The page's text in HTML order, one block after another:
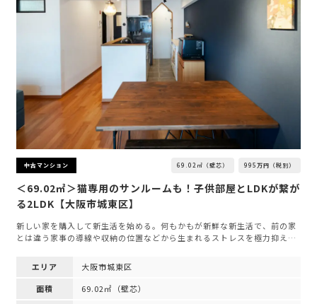
中古マンション 69.02㎡（壁芯） 995万円（税別）
＜69.02㎡＞猫専用のサンルームも！子供部屋とLDKが繋が
る2LDK【大阪市城東区】
新しい家を購入して新生活を始める。何もかもが新鮮な新生活で、前の家
とは違う家事の導線や収納の位置などから生まれるストレスを極力抑え…
エリア
大阪市城東区
面積
69.02㎡（壁芯）